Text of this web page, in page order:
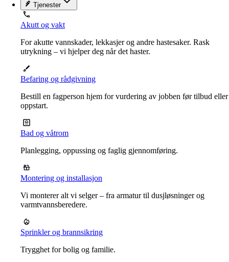
Tjenester
Akutt og vakt
For akutte vannskader, lekkasjer og andre hastesaker. Rask
utrykning – vi hjelper deg når det haster.
Befaring og rådgivning
Bestill en fagperson hjem for vurdering av jobben før tilbud eller
oppstart.
Bad og våtrom
Planlegging, oppussing og faglig gjennomføring.
Montering og installasjon
Vi monterer alt vi selger – fra armatur til dusjløsninger og
varmtvannsberedere.
Sprinkler og brannsikring
Trygghet for bolig og familie.